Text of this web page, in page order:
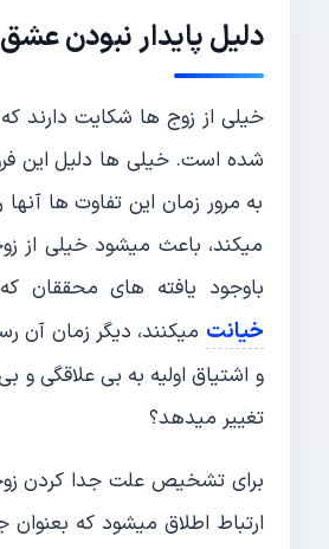
دلیل پایدار نبودن
خیلی از زوج ها شکایت دارند
شده است. خیلی ها دلیل این
به مرور زمان این تفاوت ها
میکند، باعث میشود خیلی از
باوجود یافته های محققان که نشان میدهد 60-30 درصد از زوجها در
خیانت میکنند، دیگر زمان آن
و اشتیاق اولیه به بی علاقگی
تغییر میدهد؟
برای تشخیص علت جدا کردن
ارتباط اطلاق میشود که بعنوان